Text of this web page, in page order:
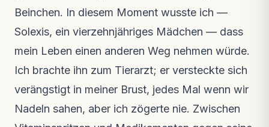
Beinchen. In diesem Moment wusste ich —
Solexis, ein vierzehnjähriges Mädchen — dass
mein Leben einen anderen Weg nehmen würde.
Ich brachte ihn zum Tierarzt; er versteckte sich
verängstigt in meiner Brust, jedes Mal wenn wir
Nadeln sahen, aber ich zögerte nie. Zwischen